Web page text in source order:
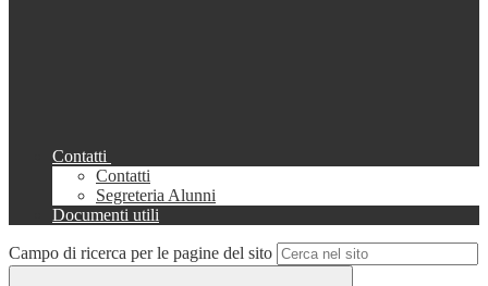
Contatti
Contatti
Segreteria Alunni
Documenti utili
Campo di ricerca per le pagine del sito